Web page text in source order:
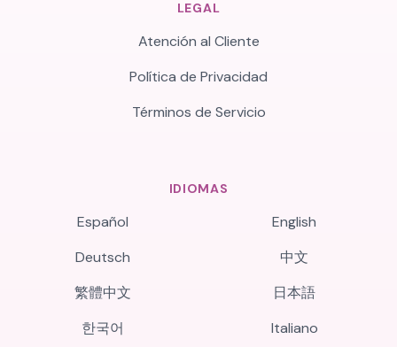
LEGAL
Atención al Cliente
Política de Privacidad
Términos de Servicio
IDIOMAS
Español
English
Deutsch
中文
繁體中文
日本語
한국어
Italiano